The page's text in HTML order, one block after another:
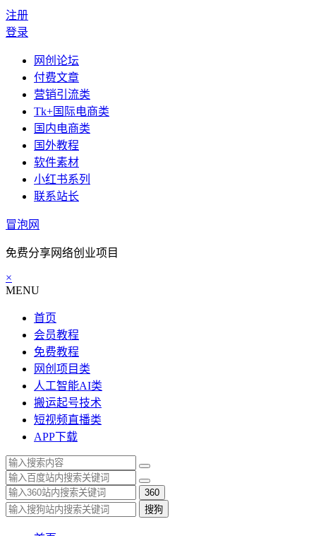
注册
登录
网创论坛
付费文章
营销引流类
Tk+国际电商类
国内电商类
国外教程
软件素材
小红书系列
联系站长
冒泡网
免费分享网络创业项目
×
MENU
首页
会员教程
免费教程
网创项目类
人工智能AI类
搬运起号技术
短视频直播类
APP下载
360
搜狗